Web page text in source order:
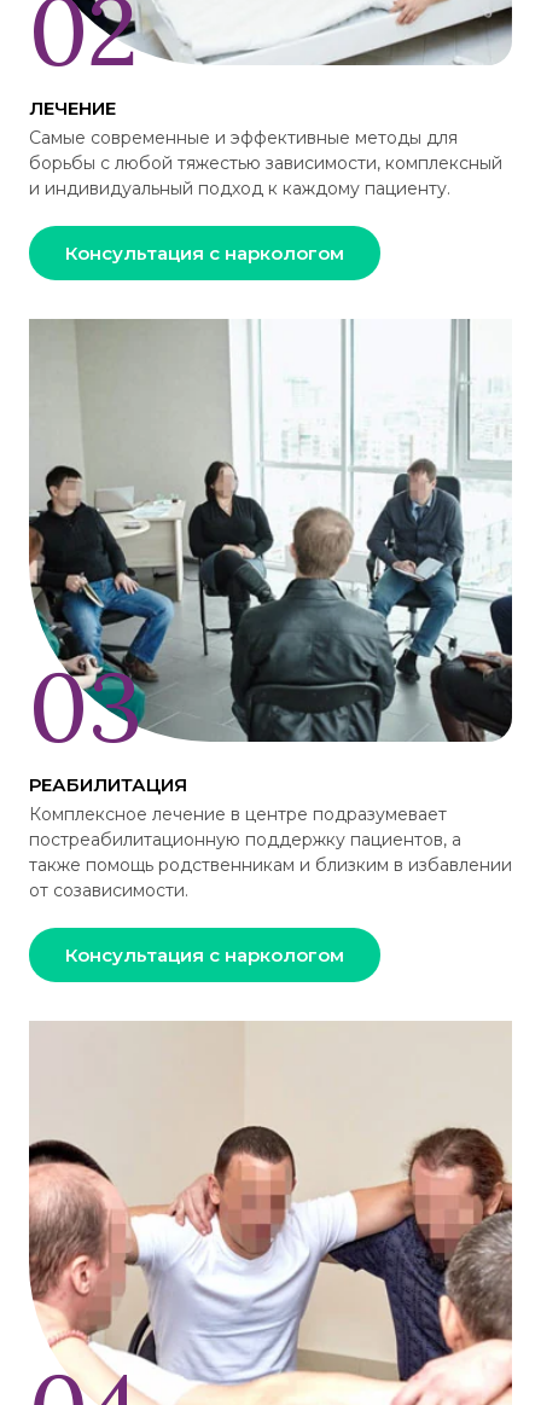
ЛЕЧЕНИЕ
Самые современные и эффективные методы для
борьбы с любой тяжестью зависимости, комплексный
и индивидуальный подход к каждому пациенту.
Консультация с наркологом
РЕАБИЛИТАЦИЯ
Комплексное лечение в центре подразумевает
постреабилитационную поддержку пациентов, а
также помощь родственникам и близким в избавлении
от созависимости.
Консультация с наркологом